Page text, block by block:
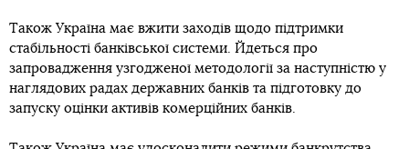
Також Україна має вжити заходів щодо підтримки
стабільності банківської системи. Йдеться про
запровадження узгодженої методології за наступністю у
наглядових радах державних банків та підготовку до
запуску оцінки активів комерційних банків.